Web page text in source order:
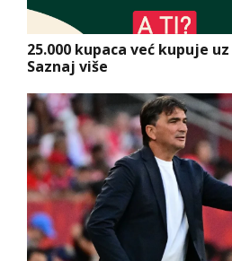
25.000 kupaca već kupuje
Saznaj više